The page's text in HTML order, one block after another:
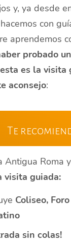
y, ya desde
con
aprendemos
probado
es la visita
aconsejo:
Te
Antigua Roma
visita guiada:
Coliseo,
sin colas!